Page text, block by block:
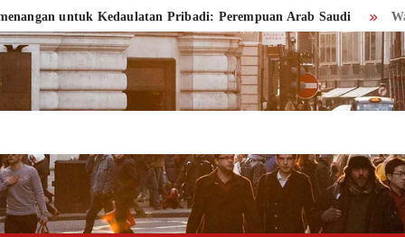
untuk Kedaulatan Pribadi: Perempuan Arab Saudi Wanita